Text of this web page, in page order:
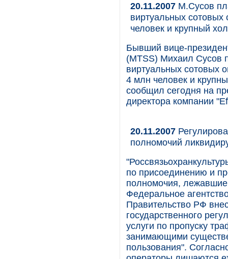
20.11.2007 М.Сусов
виртуальных
человек и крупный
Бывший вице-
(MTSS) Михаил Сусов
виртуальных сотовых
4 млн человек и
сообщил сегодня на
директора компании
20.11.2007
полномочий
по присоединению и
полномочия, лежавшие
Федеральное
Правительство РФ
государственного
услуги по пропуску
занимающими
пользования".